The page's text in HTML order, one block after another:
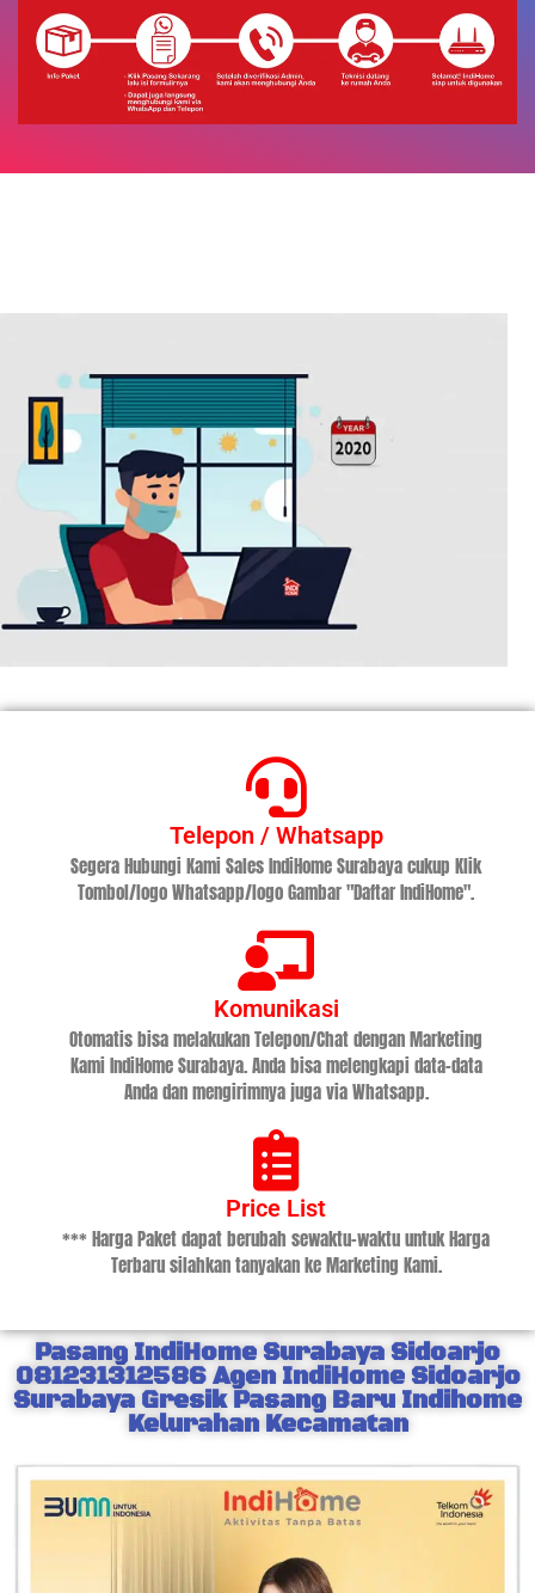
Telepon / Whatsapp
Segera Hubungi Kami Sales IndiHome Surabaya cukup Klik
Tombol/logo Whatsapp/logo Gambar "Daftar IndiHome".
Komunikasi
Otomatis bisa melakukan Telepon/Chat dengan Marketing
Kami IndiHome Surabaya. Anda bisa melengkapi data-data
Anda dan mengirimnya juga via Whatsapp.
Price List
*** Harga Paket dapat berubah sewaktu-waktu untuk Harga
Terbaru silahkan tanyakan ke Marketing Kami.
Pasang IndiHome Surabaya Sidoarjo
081231312586 Agen IndiHome Sidoarjo
Surabaya Gresik Pasang Baru Indihome
Kelurahan Kecamatan